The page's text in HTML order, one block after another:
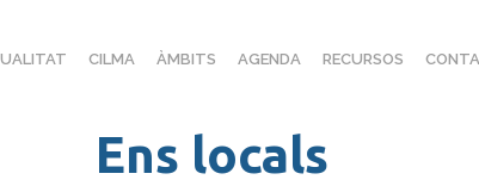
CILMA ÀMBITS AGENDA RECURSOS
Ens locals